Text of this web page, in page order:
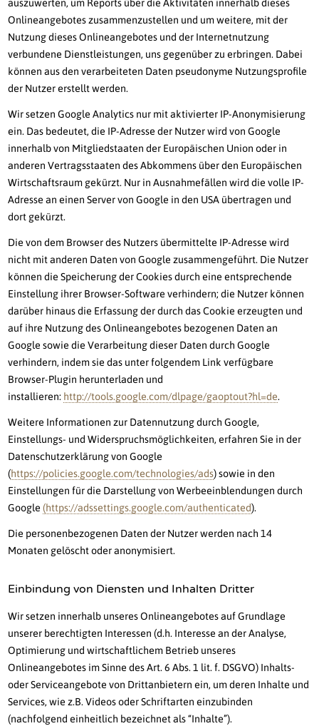
auszuwerten, um Reports über die Aktivitäten innerhalb dieses
Onlineangebotes zusammenzustellen und um weitere, mit der
Nutzung dieses Onlineangebotes und der Internetnutzung
verbundene Dienstleistungen, uns gegenüber zu erbringen. Dabei
können aus den verarbeiteten Daten pseudonyme Nutzungsprofile
der Nutzer erstellt werden.
Wir setzen Google Analytics nur mit aktivierter IP-Anonymisierung
ein. Das bedeutet, die IP-Adresse der Nutzer wird von Google
innerhalb von Mitgliedstaaten der Europäischen Union oder in
anderen Vertragsstaaten des Abkommens über den Europäischen
Wirtschaftsraum gekürzt. Nur in Ausnahmefällen wird die volle IP-
Adresse an einen Server von Google in den USA übertragen und
dort gekürzt.
Die von dem Browser des Nutzers übermittelte IP-Adresse wird
nicht mit anderen Daten von Google zusammengeführt. Die Nutzer
können die Speicherung der Cookies durch eine entsprechende
Einstellung ihrer Browser-Software verhindern; die Nutzer können
darüber hinaus die Erfassung der durch das Cookie erzeugten und
auf ihre Nutzung des Onlineangebotes bezogenen Daten an
Google sowie die Verarbeitung dieser Daten durch Google
verhindern, indem sie das unter folgendem Link verfügbare
Browser-Plugin herunterladen und
installieren: http://tools.google.com/dlpage/gaoptout?hl=de.
Weitere Informationen zur Datennutzung durch Google,
Einstellungs- und Widerspruchsmöglichkeiten, erfahren Sie in der
Datenschutzerklärung von Google
(https://policies.google.com/technologies/ads) sowie in den
Einstellungen für die Darstellung von Werbeeinblendungen durch
Google(https://adssettings.google.com/authenticated).
Die personenbezogenen Daten der Nutzer werden nach 14
Monaten gelöscht oder anonymisiert.
Einbindung von Diensten und Inhalten Dritter
Wir setzen innerhalb unseres Onlineangebotes auf Grundlage
unserer berechtigten Interessen (d.h. Interesse an der Analyse,
Optimierung und wirtschaftlichem Betrieb unseres
Onlineangebotes im Sinne des Art. 6 Abs. 1 lit. f. DSGVO) Inhalts-
oder Serviceangebote von Drittanbietern ein, um deren Inhalte und
Services, wie z.B. Videos oder Schriftarten einzubinden
(nachfolgend einheitlich bezeichnet als “Inhalte”).